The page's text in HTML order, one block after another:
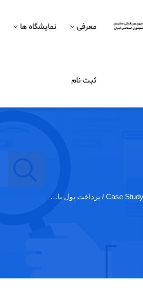
معرفی نمایشگاه ها
ثبت نام